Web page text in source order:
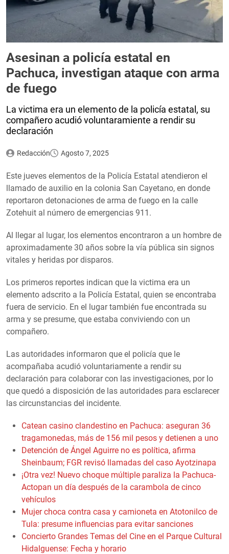
Asesinan a policía estatal en
Pachuca, investigan ataque con arma
de fuego
La victima era un elemento de la policía estatal, su
compañero acudió voluntaramiente a rendir su
declaración
Redacción Agosto 7, 2025
Este jueves elementos de la Policía Estatal atendieron el
llamado de auxilio en la colonia San Cayetano, en donde
reportaron detonaciones de arma de fuego en la calle
Zotehuit al número de emergencias 911.
Al llegar al lugar, los elementos encontraron a un hombre de
aproximadamente 30 años sobre la vía pública sin signos
vitales y heridas por disparos.
Los primeros reportes indican que la victima era un
elemento adscrito a la Policía Estatal, quien se encontraba
fuera de servicio. En el lugar también fue encontrada su
arma y se presume, que estaba conviviendo con un
compañero.
Las autoridades informaron que el policía que le
acompañaba acudió voluntariamente a rendir su
declaración para colaborar con las investigaciones, por lo
que quedó a disposición de las autoridades para esclarecer
las circunstancias del incidente.
Catean casino clandestino en Pachuca: aseguran 36
tragamonedas, más de 156 mil pesos y detienen a uno
Detención de Ángel Aguirre no es política, afirma
Sheinbaum; FGR revisó llamadas del caso Ayotzinapa
¡Otra vez! Nuevo choque múltiple paraliza la Pachuca-
Actopan un día después de la carambola de cinco
vehículos
Mujer choca contra casa y camioneta en Atotonilco de
Tula: presume influencias para evitar sanciones
Concierto Grandes Temas del Cine en el Parque Cultural
Hidalguense: Fecha y horario